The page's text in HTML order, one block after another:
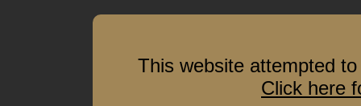
This website attempted
Click here